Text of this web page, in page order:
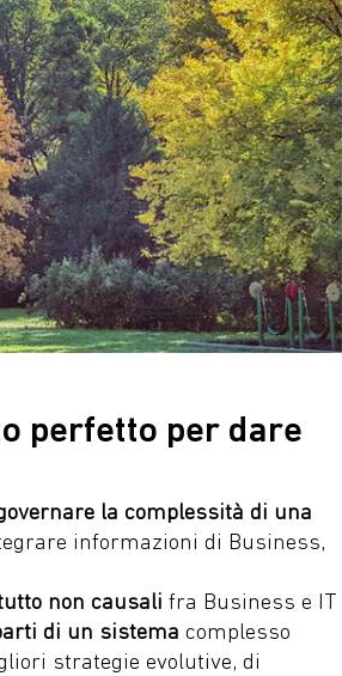
perfetto per dare
la complessità di una
informazioni di Business,
non causali fra Business e IT
di un sistema complesso
strategie evolutive, di